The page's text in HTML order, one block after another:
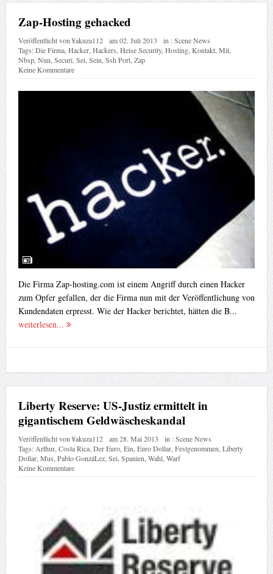
Zap-Hosting gehacked
Veröffentlicht von¥akuza112 am02. Juli 2013 in :Scene News
Tags:Die Firma, Hacker, Hackers Heise Security, Hosting, Kontakt, Mit,
Nbsp, Nun Securi Sei Sein Ssh Port, Zap
Keine Kommentare
Die Firma Zap-hosting.com ist einem Angriff durch einen Hacker
zum Opfer gefallen, der die Firma nun mit der Veröffentlichung von
Kundendaten erpresst. Wie der Hacker berichtet, hätten die B...
weiterlesen...
Liberty Reserve: US-Justiz ermittelt in
gigantischem Geldwäscheskandal
Veröffentlicht von¥akuza112 am28. Mai 2013 in :Scene News
Tags:Arthur,Costa Rica,Der Euro,Ein,Euro Dollar,Festgenommen,Liberty
Dollar,Mus,Pablo GonzáLez,Sei,Spanien,Wahl,Warf
Keine Kommentare